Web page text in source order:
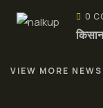
0
VIEW MORE NEWS